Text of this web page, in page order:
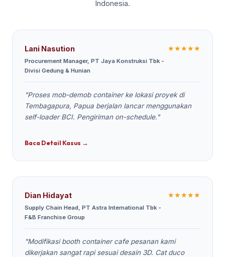
Indonesia.
Lani Nasution
Procurement Manager, PT Jaya Konstruksi Tbk -
Divisi Gedung & Hunian
★★★★★
"Proses mob-demob container ke lokasi proyek di
Tembagapura, Papua berjalan lancar menggunakan
self-loader BCI. Pengiriman on-schedule."
Baca Detail Kasus →
Dian Hidayat
Supply Chain Head, PT Astra International Tbk -
F&B Franchise Group
★★★★★
"Modifikasi booth container cafe pesanan kami
dikerjakan sangat rapi sesuai desain 3D. Cat duco